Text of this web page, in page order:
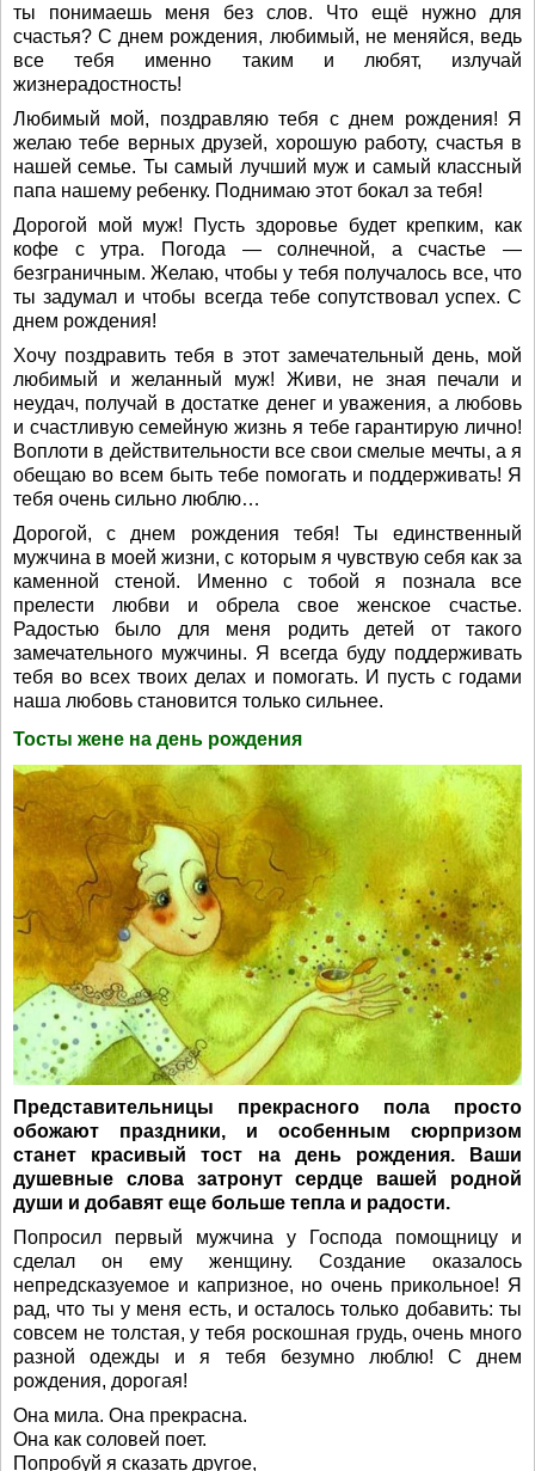
ты понимаешь меня без слов. Что ещё нужно для
счастья? С днем рождения, любимый, не меняйся, ведь
все тебя именно таким и любят, излучай
жизнерадостность!
Любимый мой, поздравляю тебя с днем рождения! Я
желаю тебе верных друзей, хорошую работу, счастья в
нашей семье. Ты самый лучший муж и самый классный
папа нашему ребенку. Поднимаю этот бокал за тебя!
Дорогой мой муж! Пусть здоровье будет крепким, как
кофе с утра. Погода — солнечной, а счастье —
безграничным. Желаю, чтобы у тебя получалось все, что
ты задумал и чтобы всегда тебе сопутствовал успех. С
днем рождения!
Хочу поздравить тебя в этот замечательный день, мой
любимый и желанный муж! Живи, не зная печали и
неудач, получай в достатке денег и уважения, а любовь
и счастливую семейную жизнь я тебе гарантирую лично!
Воплоти в действительности все свои смелые мечты, а я
обещаю во всем быть тебе помогать и поддерживать! Я
тебя очень сильно люблю…
Дорогой, с днем рождения тебя! Ты единственный
мужчина в моей жизни, с которым я чувствую себя как за
каменной стеной. Именно с тобой я познала все
прелести любви и обрела свое женское счастье.
Радостью было для меня родить детей от такого
замечательного мужчины. Я всегда буду поддерживать
тебя во всех твоих делах и помогать. И пусть с годами
наша любовь становится только сильнее.
Тосты жене на день рождения
Представительницы прекрасного пола просто
обожают праздники, и особенным сюрпризом
станет красивый тост на день рождения. Ваши
душевные слова затронут сердце вашей родной
души и добавят еще больше тепла и радости.
Попросил первый мужчина у Господа помощницу и
сделал он ему женщину. Создание оказалось
непредсказуемое и капризное, но очень прикольное! Я
рад, что ты у меня есть, и осталось только добавить: ты
совсем не толстая, у тебя роскошная грудь, очень много
разной одежды и я тебя безумно люблю! С днем
рождения, дорогая!
Она мила. Она прекрасна.
Она как соловей поет.
Попробуй я сказать другое,